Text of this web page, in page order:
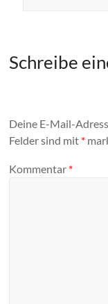
Schreibe
Deine E-Mail-
Felder sind mit *
Kommentar *